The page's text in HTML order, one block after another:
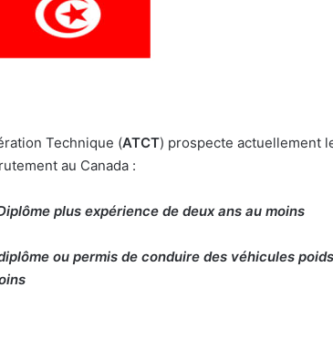
Technique (ATCT) prospecte actuellement
au Canada :
plus expérience de deux ans au moins
ou permis de conduire des véhicules